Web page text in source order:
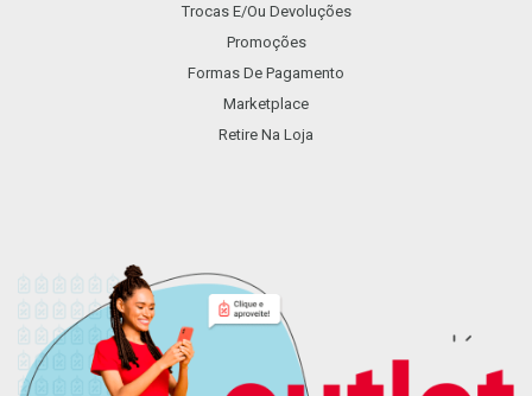
Trocas E/ou Devoluções
Promoções
Formas De Pagamento
Marketplace
Retire Na Loja